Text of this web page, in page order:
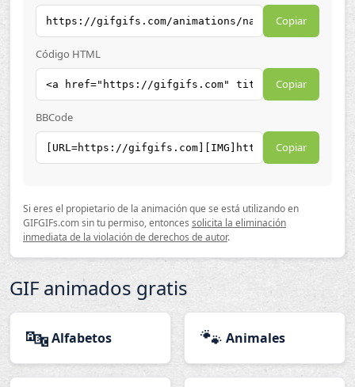
Copiar
Código HTML
Copiar
BBCode
Copiar
Si eres el propietario de la animación que se está utilizando en
GIFGIFs.com sin tu permiso, entonces solicita la eliminación
inmediata de la violación de derechos de autor.
GIF animados gratis
🔤Alfabetos 🐾 Animales